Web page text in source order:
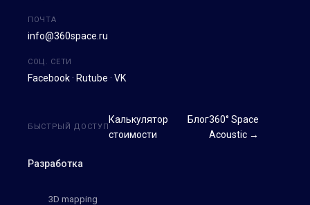
ПОЧТА
info@360space.ru
СОЦ. СЕТИ
Facebook · Rutube · VK
Разработка
3D mapping
БЫСТРЫЙ ДОСТУП
Калькулятор
стоимости
Блог360° Space
Acoustic →